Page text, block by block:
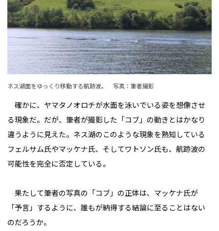
ネス湖面をゆっくり移動する航跡波。 写真：筆者撮影
確かに、ヤマタノオロチが水面を泳いでいる姿を想像させ
る現象だ。だが、筆者が撮影した「コブ」の動きとはかなり
違うように見えた。ネス湖のこのような現象を熟知している
フェルサム氏やマッケナ氏、そしてワトソン氏も、航跡波の
可能性を完全に否定している。
果たして筆者の写真の「コブ」の正体は、マッケナ氏が
「予言」するように、誰もが納得する結論に至ることはない
のだろうか。